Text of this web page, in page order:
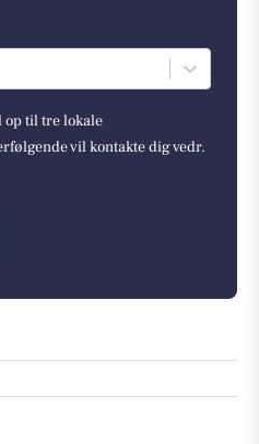
op til tre lokale
vil kontakte dig vedr.